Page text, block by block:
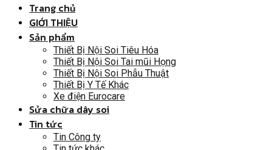
Trang chủ
GIỚI THIỆU
Sản phẩm
Thiết Bị Nội Soi Tiêu Hóa
Thiết Bị Nội Soi Tai mũi Họng
Thiết Bị Nội Soi Phẫu Thuật
Thiết Bị Y Tế Khác
Xe điện Eurocare
Sửa chữa dây soi
Tin tức
Tin Công ty